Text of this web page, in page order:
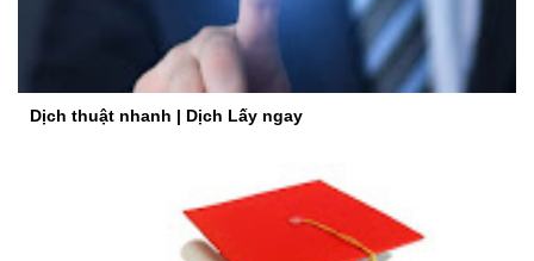
Dịch thuật nhanh | Dịch Lấy ngay